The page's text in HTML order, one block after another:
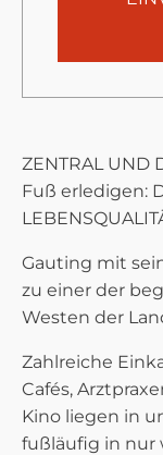
ZENTRAL UND
Fuß erledigen:
Gauting mit
zu einer der
Westen der
Zahlreiche
Cafés,
Kino liegen in
fußläufig in nur